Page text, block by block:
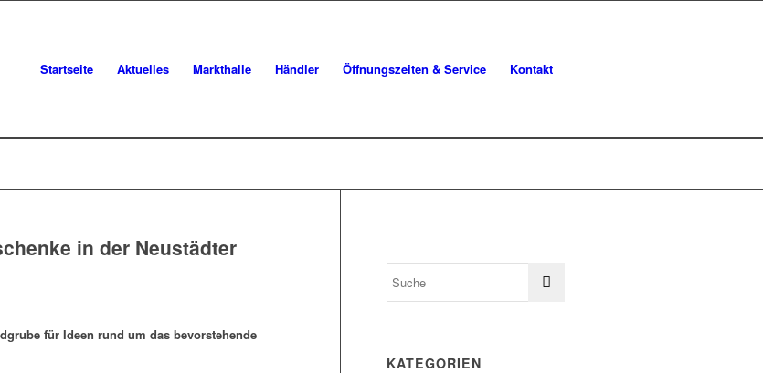
Startseite Aktuelles Markthalle Händler Öffnungszeiten & Service Kontakt
in der Neustädter
für Ideen rund um das bevorstehende
KATEGORIEN